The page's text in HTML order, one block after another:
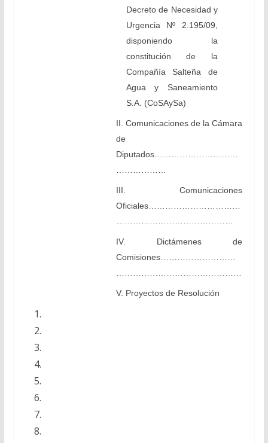
Decreto de Necesidad y
Urgencia Nº 2.195/09,
disponiendo la
constitución de la
Compañía Salteña de
Agua y Saneamiento
S.A. (CoSAySa)
II. Comunicaciones de la Cámara
de
Diputados…………………………
………………
III. Comunicaciones
Oficiales……………………………
……………………………………
IV. Dictámenes de
Comisiones………………………
………………………………………
V. Proyectos de Resolución